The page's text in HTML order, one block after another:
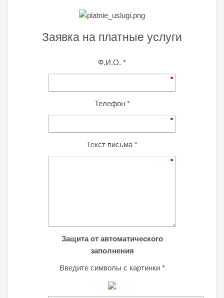
Заявка на платные услуги
Ф.И.О. *
Телефон *
Текст письма *
Защита от автоматического
заполнения
Введите символы с картинки *